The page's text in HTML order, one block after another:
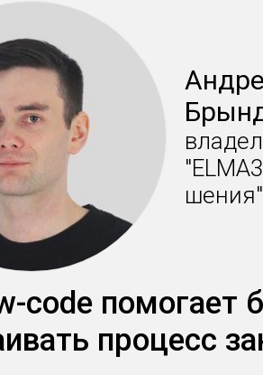
шения"
code помогает
процесс